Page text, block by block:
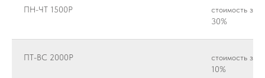
ПН-ЧТ 1500Р
стоимость за
30%
ПТ-ВС 2000Р
стоимость за
10%